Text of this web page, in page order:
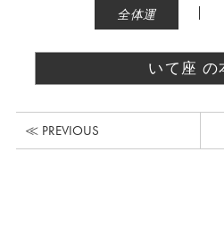
全体運 |
いて座 の
≪ PREVIOUS